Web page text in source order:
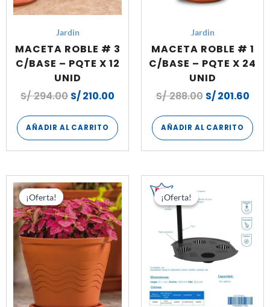
Jardin
MACETA ROBLE # 3
C/BASE – PQTE X 12
UNID
S/294.00 S/210.00
AÑADIR AL CARRITO
Jardin
MACETA ROBLE # 1
C/BASE – PQTE X 24
UNID
S/288.00 S/201.60
AÑADIR AL CARRITO
¡Oferta!
¡Oferta!
El
precio
original
era:
S/ 606.00.
El
precio
actual
es:
S/ 246.00.
¡Oferta!
¡Oferta!
precio
original
S/ 84.00.
es:
S/